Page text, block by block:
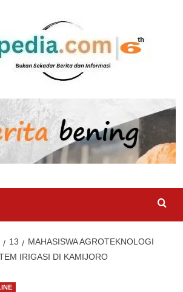
13
MAHASISWA AGROTEKNOLOGI
IRIGASI DI KAMIJORO